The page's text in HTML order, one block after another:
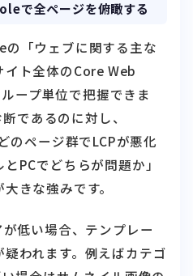
「ウェブに関する主な
ープ単位で把握できま
であるのに対し、
ページ群でLCPが悪化
PCでどちらが問題か」
きな強みです。
低い場合、テンプレー
場合はサムネイル画像の
があり、特定の投稿タイ